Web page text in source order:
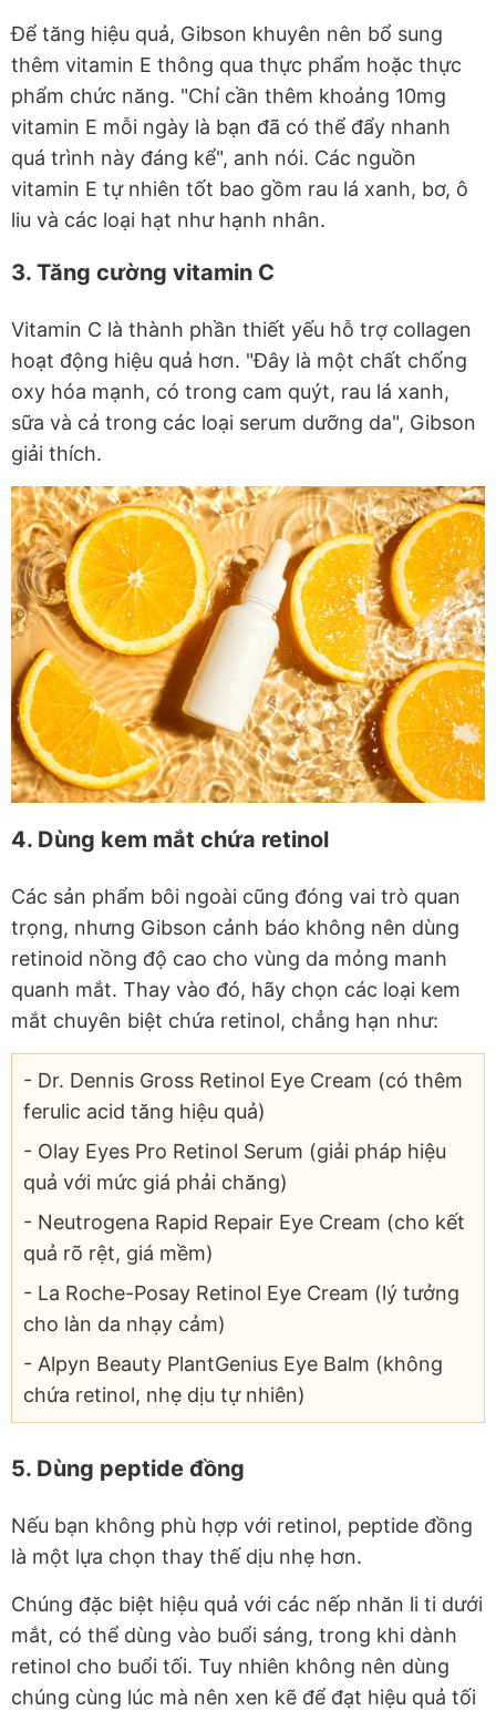
Để tăng hiệu quả, Gibson khuyên nên bổ sung
thêm vitamin E thông qua thực phẩm hoặc thực
phẩm chức năng. "Chỉ cần thêm khoảng 10mg
vitamin E mỗi ngày là bạn đã có thể đẩy nhanh
quá trình này đáng kể", anh nói. Các nguồn
vitamin E tự nhiên tốt bao gồm rau lá xanh, bơ, ô
liu và các loại hạt như hạnh nhân.
3. Tăng cường vitamin C
Vitamin C là thành phần thiết yếu hỗ trợ collagen
hoạt động hiệu quả hơn. "Đây là một chất chống
oxy hóa mạnh, có trong cam quýt, rau lá xanh,
sữa và cả trong các loại serum dưỡng da", Gibson
giải thích.
4. Dùng kem mắt chứa retinol
Các sản phẩm bôi ngoài cũng đóng vai trò quan
trọng, nhưng Gibson cảnh báo không nên dùng
retinoid nồng độ cao cho vùng da mỏng manh
quanh mắt. Thay vào đó, hãy chọn các loại kem
mắt chuyên biệt chứa retinol, chẳng hạn như:
- Dr. Dennis Gross Retinol Eye Cream (có thêm
ferulic acid tăng hiệu quả)
- Olay Eyes Pro Retinol Serum (giải pháp hiệu
quả với mức giá phải chăng)
- Neutrogena Rapid Repair Eye Cream (cho kết
quả rõ rệt, giá mềm)
- La Roche-Posay Retinol Eye Cream (lý tưởng
cho làn da nhạy cảm)
- Alpyn Beauty PlantGenius Eye Balm (không
chứa retinol, nhẹ dịu tự nhiên)
5. Dùng peptide đồng
Nếu bạn không phù hợp với retinol, peptide đồng
là một lựa chọn thay thế dịu nhẹ hơn.
Chúng đặc biệt hiệu quả với các nếp nhăn li ti dưới
mắt, có thể dùng vào buổi sáng, trong khi dành
retinol cho buổi tối. Tuy nhiên không nên dùng
chúng cùng lúc mà nên xen kẽ để đạt hiệu quả tối